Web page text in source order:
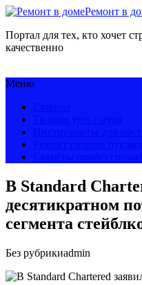
Ремонт в
Портал для тех, кто хочет
качественно
Меню
В Standard
десятикратном
сегмента
Без рубрикиadmin